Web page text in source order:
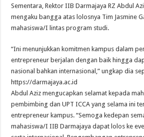
Sementara, Rektor IIB Darmajaya RZ Abdul
mengaku bangga atas lolosnya Tim Jasmine
mahasiswa/I lintas program studi.
“Ini menunjukkan komitmen kampus dalam
entrepreneur berjalan dengan baik hingga
nasional bahkan internasional,” ungkap dia
https://darmajaya.ac.id
Abdul Aziz mengucapkan selamat kepada
pembimbing dan UPT ICCA yang selama ini
entrepreneur kampus. “Semoga kedepan
mahasiswa/I IIB Darmajaya dapat lolos ke